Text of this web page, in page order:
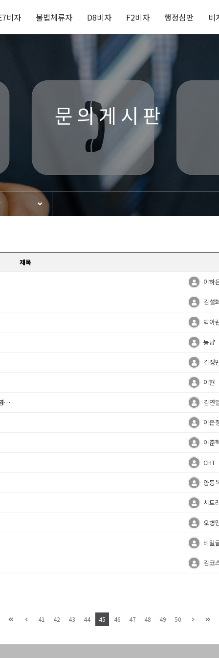
비자 불법체류자 D8비자 F2비자 행정심판 비
문의게시판
제목
이하
김설
박아
동냥
김정
이현
김연
이은
이준
CHT
양동
시토
오병
비밀
김코
41 42 43 44 45 46 47 48 49 50